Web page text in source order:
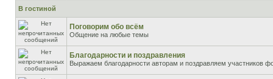
В гостиной
Поговорим обо всём
Общение на любые темы
Благодарности и поздравления
Выражаем благодарности авторам и поздравляем участников